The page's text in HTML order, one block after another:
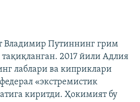
Владимир Путиннинг грим
2017 йили Адлия
лаблари ва киприклари
«экстремистик
киритди. Ҳокимият бу